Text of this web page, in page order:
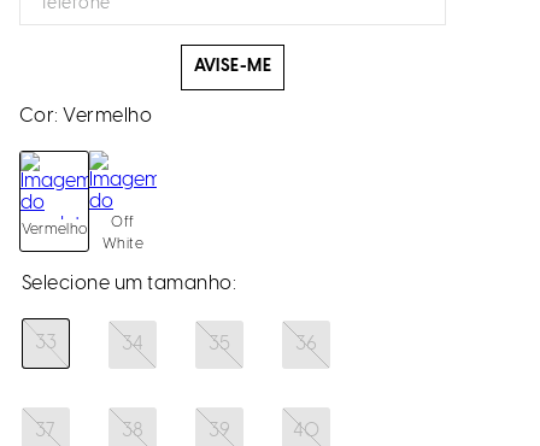
AVISE-ME
Cor: Vermelho
Vermelho
Off
White
33 34 35 36
37 38 39 40